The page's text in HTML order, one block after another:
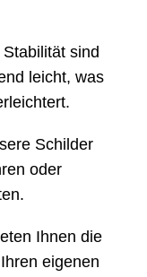
sind
leicht, was
Schilder
oder
Ihnen die
eigenen